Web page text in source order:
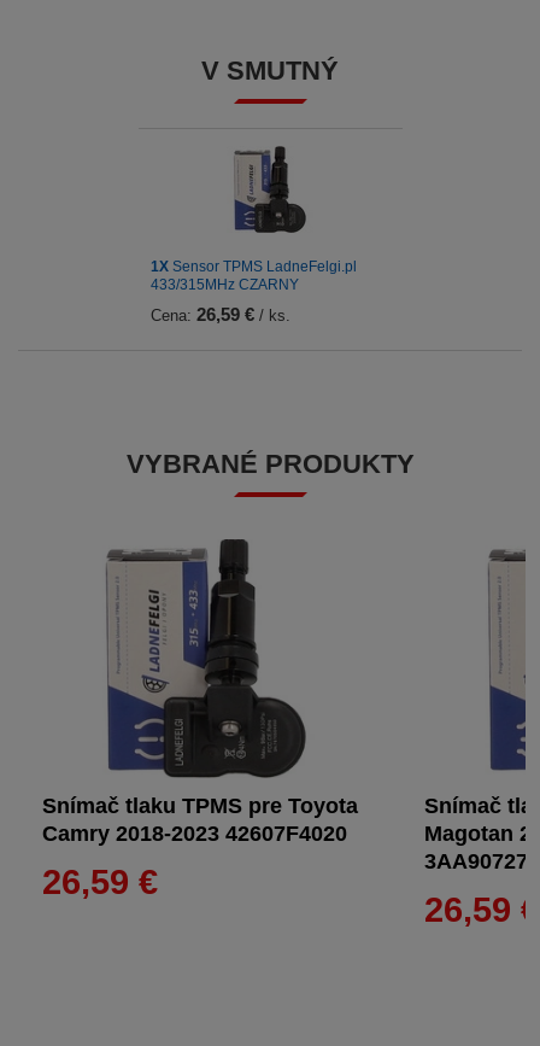
V SMUTNÝ
1X Sensor TPMS LadneFelgi.pl
433/315MHz CZARNY
Cena: 26,59 €/ ks.
VYBRANÉ PRODUKTY
Snímač tlaku TPMS pre Toyota
Camry 2018-2023 42607F4020
26,59 €
Snímač
Magotan
26,59 €